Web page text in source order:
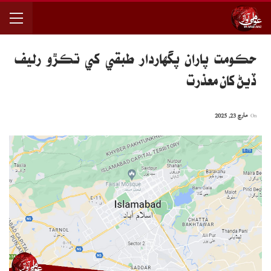
حڪومت پاران پگهاردار طبقي کي تڪڙو رليف
ڏيڻ کان معذرت
مارچ 23, 2025